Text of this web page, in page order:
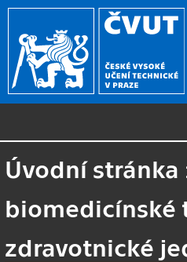
Úvodní stránka
biomedicínské
zdravotnické